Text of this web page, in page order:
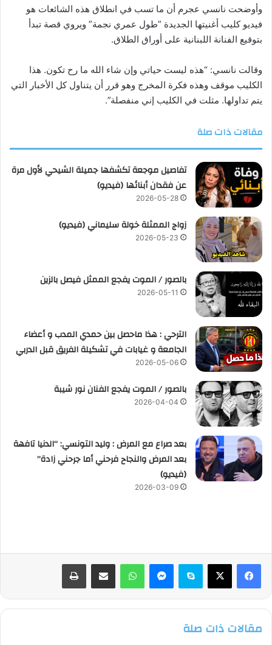
وأوضحت نانسي عجرم أن ما تسب في انطلاق هذه الشائعات هو
فيديو كليب أغنيتها الجديدة ”طول عمري نجمة” ويروي قصة تبدأ
بتوقيع الفنانة اللبنانية على أوراق الطلاق.
وقالت نانسي: “هذه ليست حياتي وإن شاء الله ما رح تكون. هذا
الكليب موقف وهذه فكرة المخرج وهو قرر أن يتناول كل الأخبار التي
يتم تداولها. مثلت في الكليب إني منفصلة”.
مقالات ذات صلة
تفاصيل موجعة تكشفها جميلة الشيحي لأول مرة
عن فقدان أبنائها (فيديو)
2026-05-28
زواج الممثلة خولة سليماني (فيديو)
2026-05-23
بالصور / الموت يفجع الممثل فيصل بالزين
2026-05-11
الترحي : هذا ماحصل بين حمدي المدب و أعضاء
الجامعة و غيابات في تشكيلة الفريق قبل الدربي
2026-05-06
بالصور / الموت يفجع الفنان نور شيبة
2026-04-04
بعد صراع مع المرض : وليد التونسي: “الدنيا تافهة
بعد المرض والنجاح فرحني أما جرحني زادة”
(فيديو)
2026-03-09
فيسبوك سكايب واتساب
مقالات ذات صلة